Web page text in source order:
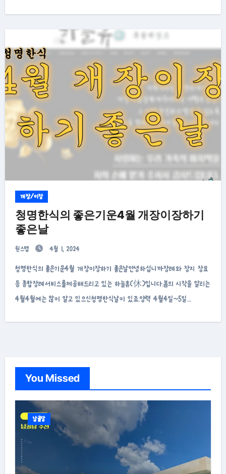
개장/이장
청명한식의 좋은기운4월 개장이장하기
좋은날
원스텝 4월 1, 2024
청명한식의 좋은기운4월 개장이장하기 좋은날안녕하십니까장례와 장지 장묘
등 종합장례서비스를제공해드리고 있는 하늘휴(休)입니다.봄의 시작을 알리는
4월4월에는 많이 알고 있으신청명한식날이 있죠.양력 4월4일~5일…
You Missed
납골당